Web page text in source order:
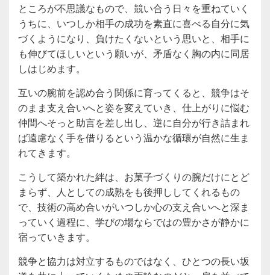
ところが不思議なもので、競い合う日々を重ねていく
うちに、いつしか相手の成功を素直に喜べる自分に気
づくようになり、負けたくないという思いと、相手に
も伸びてほしいという願いが、矛盾なく胸の内に同居
しはじめます。
互いの腕前を認め合う関係に育ってくると、競争はそ
のまま支え合いへと姿を変えていき、仕上がりに悩む
仲間へそっと助言を差し出し、逆に自分が行き詰まれ
ば遠慮なく手を借りるという温かな循環が自然に生ま
れてきます。
こうして築かれた絆は、お菓子づくりの腕だけにとど
まらず、人としての成熟をも後押ししてくれるもの
で、技術の高め合いがいつしか心の支え合いへと深ま
っていく過程に、学びの場ならではの豊かさが静かに
宿っていきます。
競争と協力は対立するものではなく、ひとつの長い坂